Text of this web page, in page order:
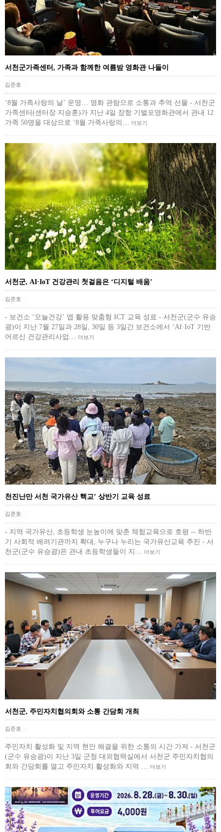
서천군가족센터, 가족과 함께한 여름밤 영화관 나들이
김준호
‘8월 가족사랑의 날’ 운영… 영화 관람으로 소통과 추억 선물 - 서천군
가족센터(센터장 지승훈)가 지난 4일 장항 기벌포영화관에서 관내 12
가족 50명을 대상으로 ‘8월 가족사랑의…
더보기
서천군, AI·IoT 건강관리 첫걸음은 ‘디지털 배움’
김준호
- 보건소 ‘오늘건강’ 앱 활용 맞춤형 ICT 교육 성료 - 서천군(군수 유승
광)이 지난 7월 27일과 28일, 30일 등 3일간 보건소에서 ‘AI·IoT 기반
어르신 건강관리사업… 더보기
천진난만 서천 국가유산 핵교’ 상반기 교육 성료
김준호
- 지역 국가유산, 초등학생 눈높이에 맞춘 체험교육으로 호평 -- 하반
기 사회적 배려기관까지 확대, 누구나 누리는 국가유산교육 추진 - 서
천군(군수 유승광)은 관내 초등학생들이 지… 더보기
서천군, 주민자치협의회와 소통 간담회 개최
김준호
주민자치 활성화 및 지역 현안 해결을 위한 소통의 시간 가져 - 서천군
(군수 유승광)이 지난 3일 군청 대외협력실에서 서천군 주민자치협의
회와 간담회를 열고 주민자치 활성화와 지역 …
더보기